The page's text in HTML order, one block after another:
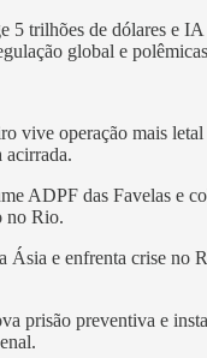
5 trilhões de dólares e
global e
vive operação mais
acirrada.
ADPF das Favelas e
no Rio.
Ásia e enfrenta crise no
prisão preventiva e